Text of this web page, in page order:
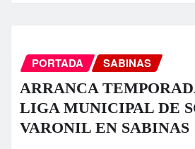
PORTADA SABINAS
ARRANCA
LIGA MUNICIPAL DE
VARONIL EN SABINAS